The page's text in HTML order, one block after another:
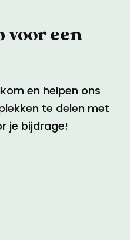
voor een
en helpen ons
te delen met
je bijdrage!